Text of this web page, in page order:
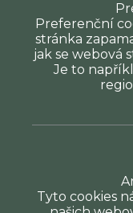
Preferenční
stránka
jak se webová
Je to
Tyto cookies